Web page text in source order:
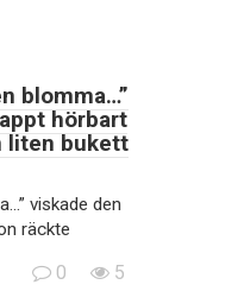
blomma…”
hörbart
liten bukett
viskade den
räckte
0 5